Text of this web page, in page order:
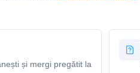
și mergi pregătit la